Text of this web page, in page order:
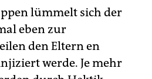
lümmelt sich der
eben zur
den Eltern en
werde. Je mehr